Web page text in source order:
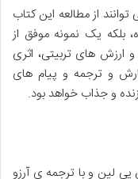
از مطالعه این کتاب
بلکه یک نمونه موفق از
ارزش های تربیتی، اثری
و ترجمه و پیام های
و جذاب خواهد بود.
لین و با ترجمه ی آرزو